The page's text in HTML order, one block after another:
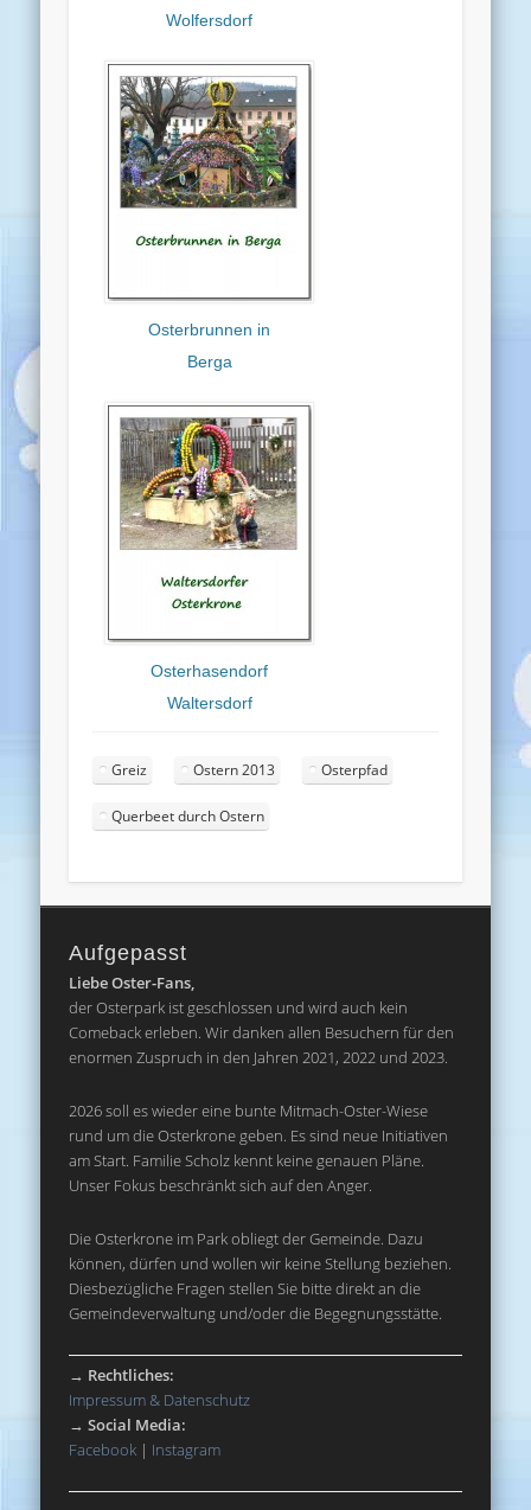
Wolfersdorf
Osterbrunnen in
Berga
Osterhasendorf
Waltersdorf
Greiz Ostern 2013 Osterpfad
Querbeet durch Ostern
Aufgepasst
Liebe Oster-Fans,
der Osterpark ist geschlossen und wird auch kein
Comeback erleben. Wir danken allen Besuchern für den
enormen Zuspruch in den Jahren 2021, 2022 und 2023.
2026 soll es wieder eine bunte Mitmach-Oster-Wiese
rund um die Osterkrone geben. Es sind neue Initiativen
am Start. Familie Scholz kennt keine genauen Pläne.
Unser Fokus beschränkt sich auf den Anger.
Die Osterkrone im Park obliegt der Gemeinde. Dazu
können, dürfen und wollen wir keine Stellung beziehen.
Diesbezügliche Fragen stellen Sie bitte direkt an die
Gemeindeverwaltung und/oder die Begegnungsstätte.
→ Rechtliches:
Impressum & Datenschutz
→Social Media:
Facebook | Instagram